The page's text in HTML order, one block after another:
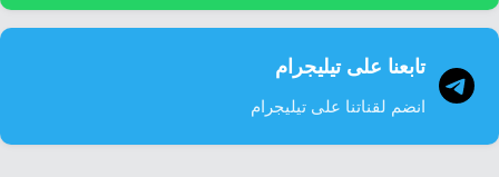
تابعنا على تيليجرام
انضم لقناتنا على تيليجرام